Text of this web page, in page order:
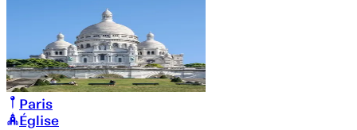
Paris
Église